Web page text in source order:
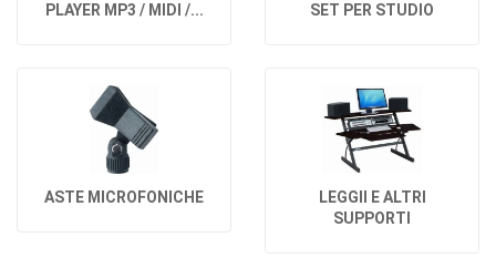
PLAYER MP3 / MIDI /... SET PER STUDIO
ASTE MICROFONICHE
LEGGII E ALTRI
SUPPORTI